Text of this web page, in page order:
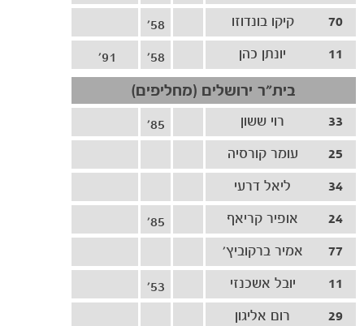
70
קיקו בונדוזו
58'
11
יונתן כהן 91' 58'
בית"ר ירושלים (מחליפים)
33 רוי ששון
85'
25
עומר קורסיה
34
ליאל דרעי
24
אופיר קריאף
85'
77
אמיר ברקוביץ'
11
יובל אשכנזי
53'
29
רום אליגון